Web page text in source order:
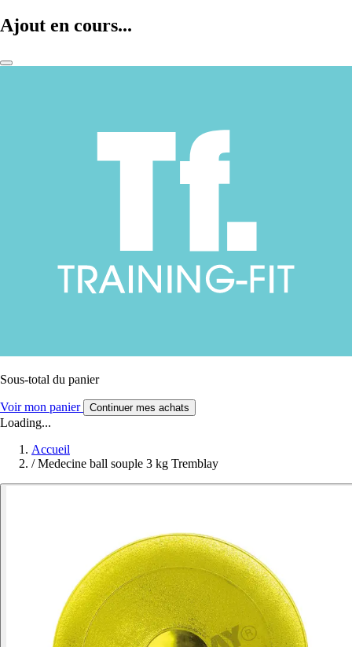
Ajout en cours...
Sous-total du panier
Voir mon panier Continuer mes achats
Loading...
Accueil
/ Medecine ball souple 3 kg Tremblay